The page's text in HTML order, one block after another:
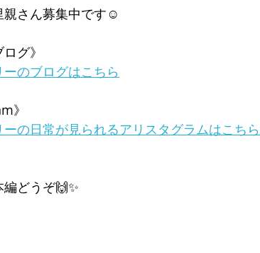
親さん募集中です☺️
グ》
のブログはこちら
》
の日常が見られるアリスタグラムはこち
どうぞ🙌✨